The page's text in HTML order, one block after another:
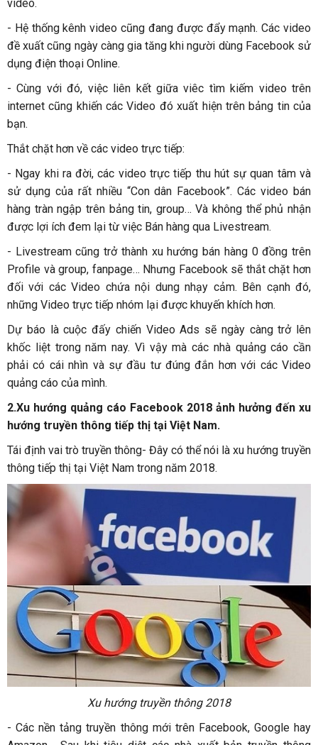
video.
- Hệ thống kênh video cũng đang được đẩy mạnh. Các video
đề xuất cũng ngày càng gia tăng khi người dùng Facebook sử
dụng điện thoại Online.
- Cùng với đó, việc liên kết giữa viêc tìm kiếm video trên
internet cũng khiến các Video đó xuất hiện trên bảng tin của
bạn.
Thắt chặt hơn về các video trực tiếp:
- Ngay khi ra đời, các video trực tiếp thu hút sự quan tâm và
sử dụng của rất nhiều “Con dân Facebook”. Các video bán
hàng tràn ngập trên bảng tin, group… Và không thể phủ nhận
được lợi ích đem lại từ việc Bán hàng qua Livestream.
- Livestream cũng trở thành xu hướng bán hàng 0 đồng trên
Profile và group, fanpage… Nhưng Facebook sẽ thắt chặt hơn
đối với các Video chứa nội dung nhạy cảm. Bên cạnh đó,
những Video trực tiếp nhóm lại được khuyến khích hơn.
Dự báo là cuộc đấy chiến Video Ads sẽ ngày càng trở lên
khốc liệt trong năm nay. Vì vậy mà các nhà quảng cáo cần
phải có cái nhìn và sự đầu tư đúng đắn hơn với các Video
quảng cáo của mình.
2.Xu hướng quảng cáo Facebook 2018 ảnh hưởng đến xu
hướng truyền thông tiếp thị tại Việt Nam.
Tái định vai trò truyền thông- Đây có thể nói là xu hướng truyền
thông tiếp thị tại Việt Nam trong năm 2018.
Xu hướng truyền thông 2018
- Các nền tảng truyền thông mới trên Facebook, Google hay